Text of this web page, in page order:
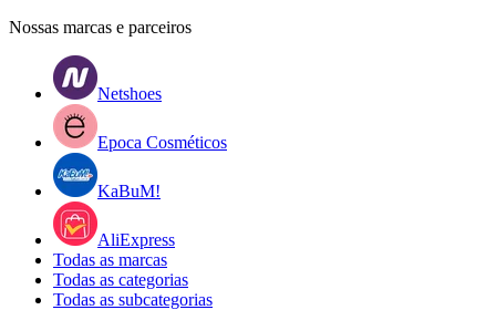
Nossas marcas e parceiros
Netshoes
Epoca Cosméticos
KaBuM!
AliExpress
Todas as marcas
Todas as categorias
Todas as subcategorias